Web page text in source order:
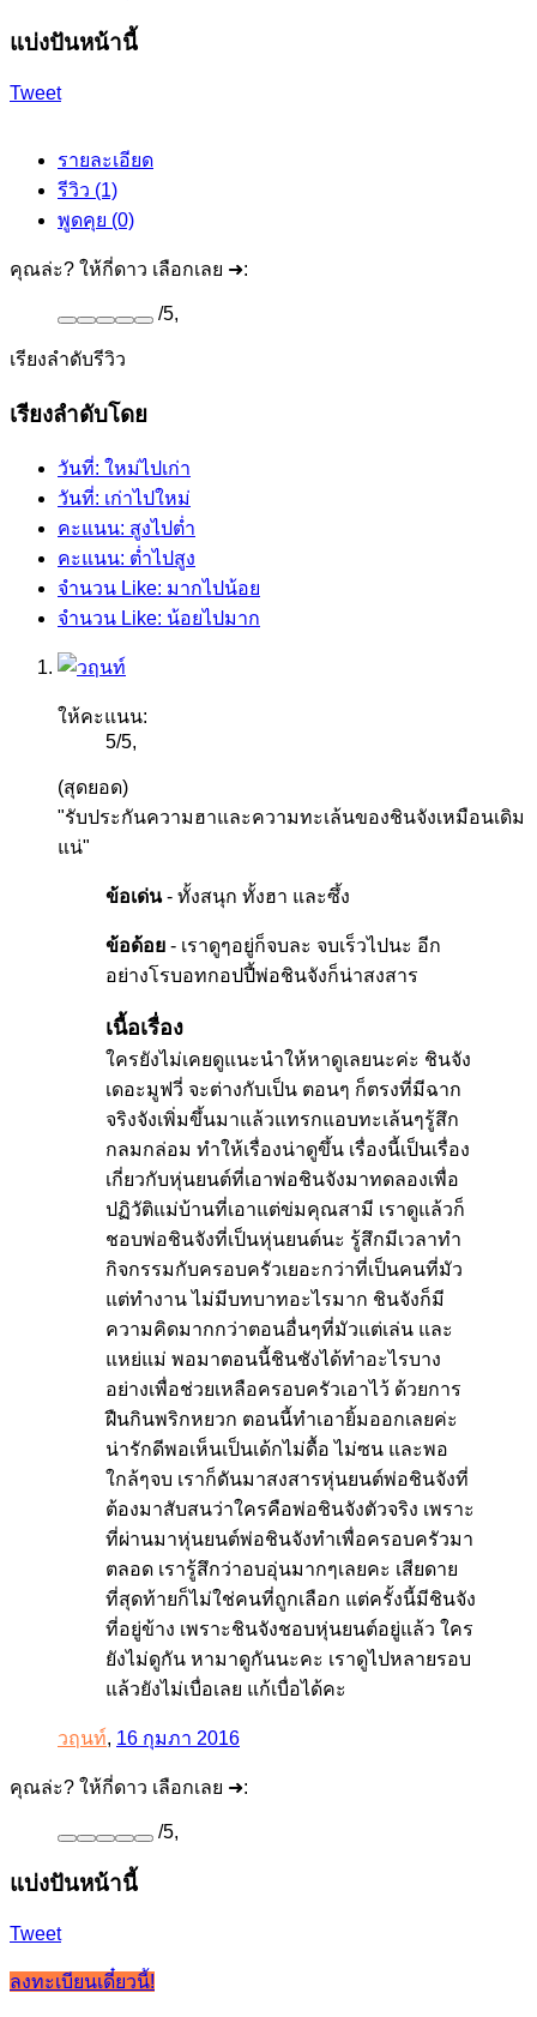
แบ่งปันหน้านี้
Tweet
รายละเอียด
รีวิว (1)
พูดคุย (0)
คุณล่ะ? ให้กี่ดาว เลือกเลย ➜:
/5,
เรียงลำดับรีวิว
เรียงลำดับโดย
วันที่: ใหม่ไปเก่า
วันที่: เก่าไปใหม่
คะแนน: สูงไปต่ำ
คะแนน: ต่ำไปสูง
จำนวน Like: มากไปน้อย
จำนวน Like: น้อยไปมาก
ให้คะแนน:
5/5,
(สุดยอด)
"รับประกันความฮาและความทะเล้นของชินจังเหมือนเดิม
แน่"
ข้อเด่น- ทั้งสนุก ทั้งฮา และซึ้ง
ข้อด้อย - เราดูๆอยู่ก็จบละ จบเร็วไปนะ อีก
อย่างโรบอทกอปปี้พ่อชินจังก็น่าสงสาร
เนื้อเรื่อง
ใครยังไม่เคยดูแนะนำให้หาดูเลยนะค่ะ ชินจัง
เดอะมูฟวี่ จะต่างกับเป็น ตอนๆ ก็ตรงที่มีฉาก
จริงจังเพิ่มขึ้นมาแล้วแทรกแอบทะเล้นๆรู้สึก
กลมกล่อม ทำให้เรื่องน่าดูขึ้น เรื่องนี้เป็นเรื่อง
เกี่ยวกับหุ่นยนต์ที่เอาพ่อชินจังมาทดลองเพื่อ
ปฏิวัติแม่บ้านที่เอาแต่ข่มคุณสามี เราดูแล้วก็
ชอบพ่อชินจังที่เป็นหุ่นยนต์นะ รู้สึกมีเวลาทำ
กิจกรรมกับครอบครัวเยอะกว่าที่เป็นคนที่มัว
แต่ทำงาน ไม่มีบทบาทอะไรมาก ชินจังก็มี
ความคิดมากกว่าตอนอื่นๆที่มัวแต่เล่น และ
แหย่แม่ พอมาตอนนี้ชินชังได้ทำอะไรบาง
อย่างเพื่อช่วยเหลือครอบครัวเอาไว้ ด้วยการ
ฝืนกินพริกหยวก ตอนนี้ทำเอายิ้มออกเลยค่ะ
น่ารักดีพอเห็นเป็นเด้กไม่ดื้อ ไม่ซน และพอ
ใกล้ๆจบ เราก็ดันมาสงสารหุ่นยนต์พ่อชินจังที่
ต้องมาสับสนว่าใครคือพ่อชินจังตัวจริง เพราะ
ที่ผ่านมาหุ่นยนต์พ่อชินจังทำเพื่อครอบครัวมา
ตลอด เรารู้สึกว่าอบอุ่นมากๆเลยคะ เสียดาย
ที่สุดท้ายก็ไม่ใช่คนที่ถูกเลือก แต่ครั้งนี้มีชินจัง
ที่อยู่ข้าง เพราะชินจังชอบหุ่นยนต์อยู่แล้ว ใคร
ยังไม่ดูกัน หามาดูกันนะคะ เราดูไปหลายรอบ
แล้วยังไม่เบื่อเลย แก้เบื่อได้คะ
วฤนท์, 16 กุมภา 2016
คุณล่ะ? ให้กี่ดาว เลือกเลย ➜:
/5,
แบ่งปันหน้านี้
Tweet
ลงทะเบียนเดี๋ยวนี้!